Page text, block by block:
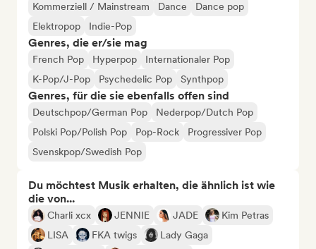
Kommerziell / Mainstream Dance
Dance pop
Elektropop
Indie-Pop
Genres, die er/sie mag
French Pop Hyperpop
Internationaler Pop
K-Pop/J-Pop
Psychedelic Pop Synthpop
Genres, für die sie ebenfalls offen sind
Deutschpop/German Pop
Nederpop/Dutch Pop
Polski Pop/Polish Pop
Pop-Rock
Progressiver Pop
Svenskpop/Swedish Pop
Du möchtest Musik erhalten, die ähnlich ist wie
die von...
Charli xcx JENNIE JADE
Kim Petras
LISA
FKA twigs
Lady Gaga